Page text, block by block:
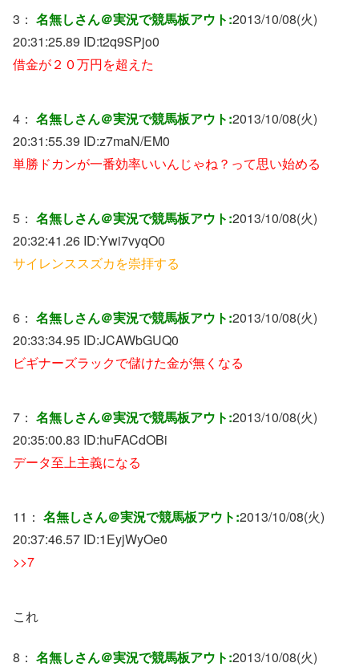
3： 名無しさん＠実況で競馬板アウト:2013/10/08(火)
20:31:25.89 ID:t2q9SPjo0
借金が２０万円を超えた
4： 名無しさん＠実況で競馬板アウト:2013/10/08(火)
20:31:55.39 ID:z7maN/EM0
単勝ドカンが一番効率いいんじゃね？って思い始める
5： 名無しさん＠実況で競馬板アウト:2013/10/08(火)
20:32:41.26 ID:Ywi7vyqO0
サイレンススズカを崇拝する
6： 名無しさん＠実況で競馬板アウト:2013/10/08(火)
20:33:34.95 ID:JCAWbGUQ0
ビギナーズラックで儲けた金が無くなる
7： 名無しさん＠実況で競馬板アウト:2013/10/08(火)
20:35:00.83 ID:huFACdOBi
データ至上主義になる
11： 名無しさん＠実況で競馬板アウト:2013/10/08(火)
20:37:46.57 ID:1EyjWyOe0
>>7
これ
8： 名無しさん＠実況で競馬板アウト:2013/10/08(火)